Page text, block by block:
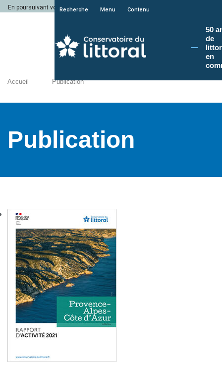
En poursuivant votre navigation sur le site du Conservatoire du littoral, vous
Recherche Menu Contenu
50
de
en
Accueil Publication
Publication